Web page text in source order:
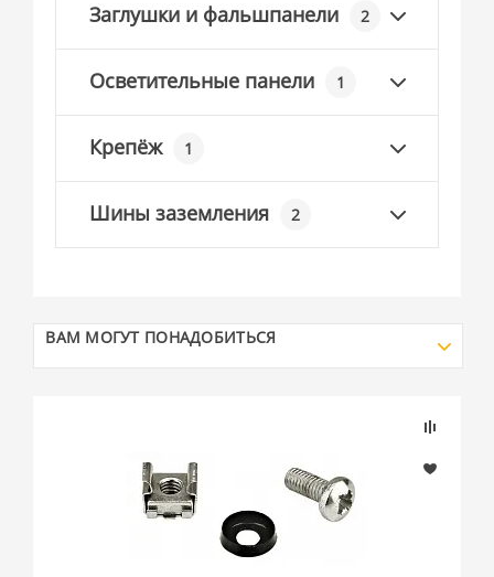
Заглушки и фальшпанели 2
Осветительные панели 1
Крепёж 1
Шины заземления 2
ВАМ МОГУТ ПОНАДОБИТЬСЯ